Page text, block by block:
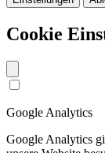
Cookie
Google Analytics
Google Analytics